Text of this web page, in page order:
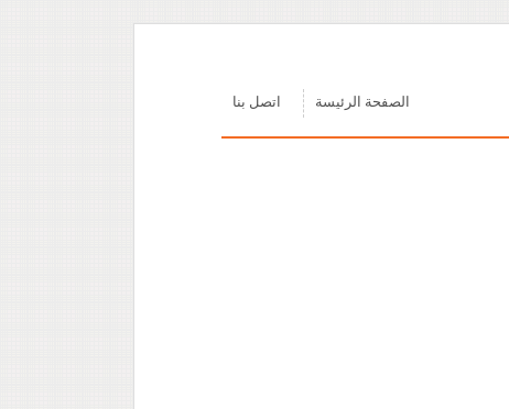
اتصل بنا الصفحة الرئيسة